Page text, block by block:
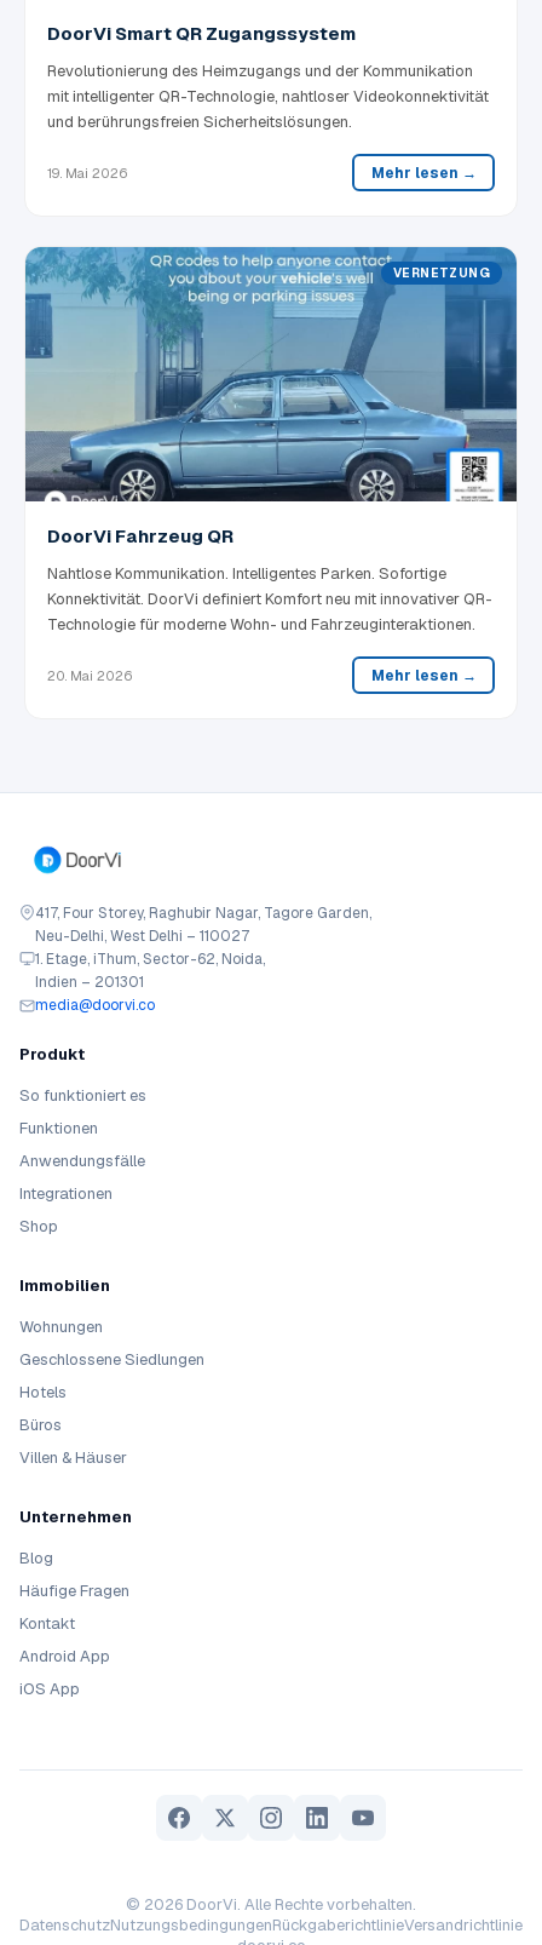
DoorVi Smart QR Zugangssystem
Revolutionierung des Heimzugangs und der Kommunikation
mit intelligenter QR-Technologie, nahtloser Videokonnektivität
und berührungsfreien Sicherheitslösungen.
19. Mai 2026 Mehr lesen →
VERNETZUNG
DoorVi Fahrzeug QR
Nahtlose Kommunikation. Intelligentes Parken. Sofortige
Konnektivität. DoorVi definiert Komfort neu mit innovativer QR-
Technologie für moderne Wohn- und Fahrzeuginteraktionen.
20. Mai 2026 Mehr lesen →
417, Four Storey, Raghubir Nagar, Tagore Garden,
Neu-Delhi, West Delhi – 110027
1. Etage, iThum, Sector-62, Noida,
Indien – 201301
media@doorvi.co
Produkt
So funktioniert es
Funktionen
Anwendungsfälle
Integrationen
Shop
Immobilien
Wohnungen
Geschlossene Siedlungen
Hotels
Büros
Villen & Häuser
Unternehmen
Blog
Häufige Fragen
Kontakt
Android App
iOS App
© 2026 DoorVi. Alle Rechte vorbehalten.
DatenschutzNutzungsbedingungenRückgaberichtlinieVersandrichtlinie